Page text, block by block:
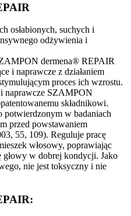
osłabionych, suchych i
odżywienia i
dermena® REPAIR
i naprawcze z działaniem
proces ich wzrostu.
naprawcze SZAMPON
składnikowi.
potwierdzonym w badaniach
przed powstawaniem
55, 109). Reguluje pracę
włosowy, poprawiając
w dobrej kondycji. Jako
nie jest toksyczny i nie